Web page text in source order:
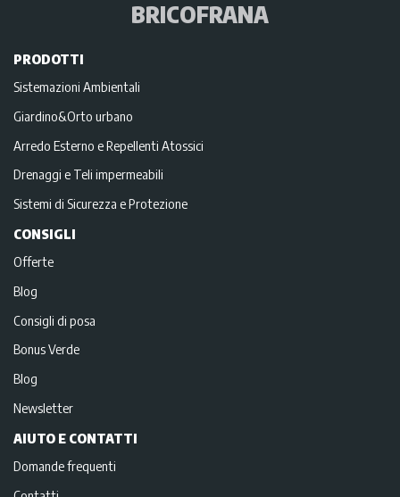
BRICOFRANA
PRODOTTI
Sistemazioni Ambientali
Giardino&Orto urbano
Arredo Esterno e Repellenti Atossici
Drenaggi e Teli impermeabili
Sistemi di Sicurezza e Protezione
CONSIGLI
Offerte
Blog
Consigli di posa
Bonus Verde
Blog
Newsletter
AIUTO E CONTATTI
Domande frequenti